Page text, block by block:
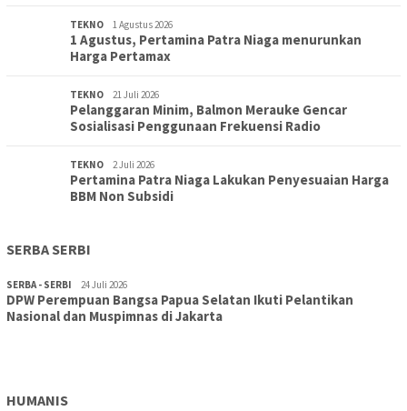
TEKNO 1 Agustus 2026
1 Agustus, Pertamina Patra Niaga menurunkan
Harga Pertamax
TEKNO 21 Juli 2026
Pelanggaran Minim, Balmon Merauke Gencar
Sosialisasi Penggunaan Frekuensi Radio
TEKNO 2 Juli 2026
Pertamina Patra Niaga Lakukan Penyesuaian Harga
BBM Non Subsidi
SERBA SERBI
SERBA - SERBI 24 Juli 2026
DPW Perempuan Bangsa Papua Selatan Ikuti Pelantikan
Nasional dan Muspimnas di Jakarta
TOPIK 30 Juli 2026
Wujudkan Sekolah Adiwiyata:SD Inpres Polder Merauke
HUMANIS